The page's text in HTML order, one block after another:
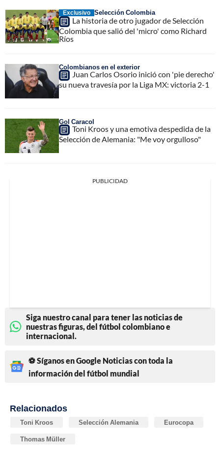
Exclusivo Selección Colombia
La historia de otro jugador de Selección
Colombia que salió del 'micro' como Richard
Ríos
Colombianos en el exterior
Juan Carlos Osorio inició con 'pie derecho'
su nueva travesía por la Liga MX: victoria 2-1
Gol Caracol
Toni Kroos y una emotiva despedida de la
Selección de Alemania: "Me voy orgulloso"
PUBLICIDAD
Siga nuestro canal para tener las noticias de
nuestras figuras, del fútbol colombiano e
internacional.
⚽ Síganos en Google Noticias con toda la
información del fútbol mundial
Relacionados
Toni Kroos Selección Alemania Eurocopa
Thomas Müller